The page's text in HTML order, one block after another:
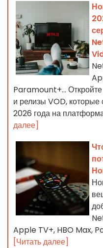
Paramount+…
и релизы VOD, которые
2026 года на
далее]
Apple TV+, HBO Max,
[Читать далее]